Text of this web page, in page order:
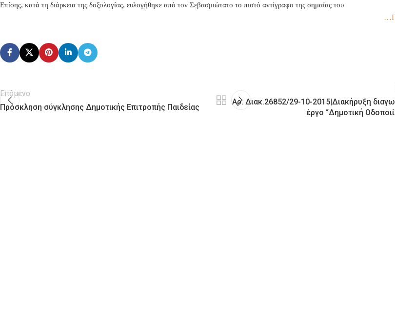
Επίσης, κατά τη διάρκεια της δοξολογίας, ευλογήθηκε από τον Σεβασμιώτατο το πιστό αντίγραφο της σημαίας του
Επόμενο
Πρόσκληση σύγκλησης Δημοτικής Επιτροπής Παιδείας
Αρ. Διακ.26852/29-10-2015|Διακήρυξη
έργο “Δημοτική